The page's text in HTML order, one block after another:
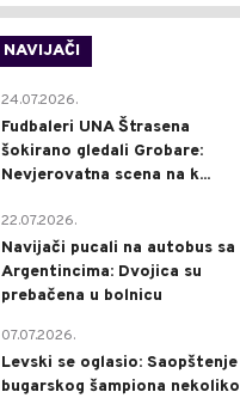
NAVIJAČI
24.07.2026.
Fudbaleri UNA Štrasena
šokirano gledali Grobare:
Nevjerovatna scena na k...
22.07.2026.
Navijači pucali na autobus sa
Argentincima: Dvojica su
prebačena u bolnicu
07.07.2026.
Levski se oglasio: Saopštenje
bugarskog šampiona nekoliko